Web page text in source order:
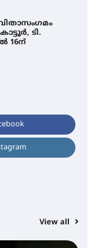
ടി.
16ന്
View all